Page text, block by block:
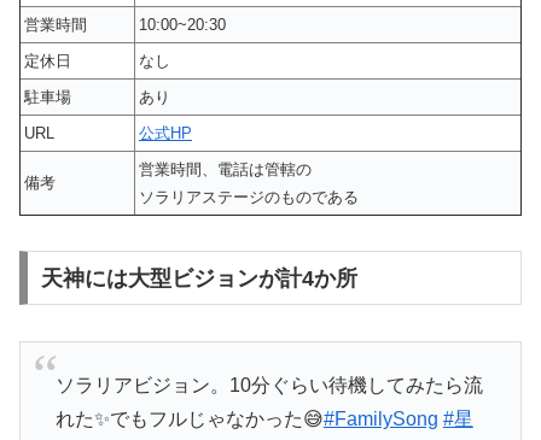
営業時間
10:00~20:30
定休日
なし
駐車場
あり
URL
公式HP
備考
営業時間、電話は管轄の
ソラリアステージのものである
天神には大型ビジョンが計4か所
ソラリアビジョン。10分ぐらい待機してみたら流
れた✨でもフルじゃなかった😅#FamilySong #星